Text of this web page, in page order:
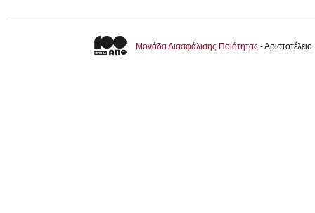
Μονάδα Διασφάλισης Ποιότητας -